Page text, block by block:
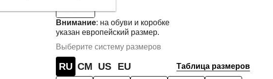
Внимание: на обуви и коробке
указан европейский размер.
Выберите систему размеров
RU СМ US EU Таблица размеров